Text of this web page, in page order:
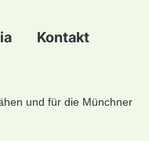
Kontakt
und für die Münchner